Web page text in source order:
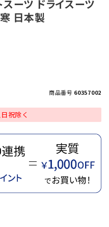
ーツ ドライスーツ
日本製
商品番号 60357002
祝除く